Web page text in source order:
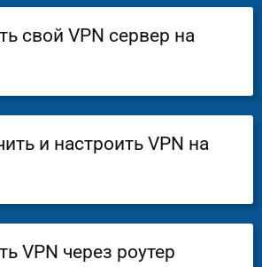
свой VPN сервер на
и настроить VPN на
VPN через роутер